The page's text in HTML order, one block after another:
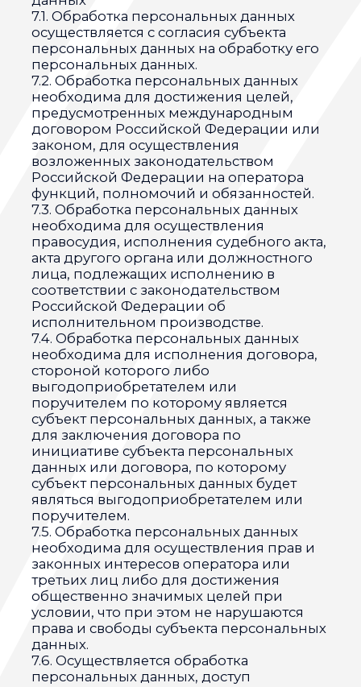
достижение целей обработки
персональных данных, истечение срока
действия согласия субъекта
персональных данных, отзыв согласия
субъектом персональных данных или
требование о прекращении обработки
персональных данных, а также
выявление неправомерной обработки
персональных данных.
9. Перечень действий, производимых
Оператором с полученными
персональными данными
9.1. Оператор осуществляет сбор, запись,
систематизацию, накопление, хранение,
уточнение (обновление, изменение),
извлечение, использование, передачу
(распространение, предоставление,
доступ), обезличивание, блокирование,
удаление и уничтожение персональных
данных.
9.2. Оператор осуществляет
автоматизированную обработку
персональных данных с получением и/
или передачей полученной
информации по информационно-
телекоммуникационным сетям или без
таковой.
10. Трансграничная передача
персональных данных
10.1. Оператор до начала осуществления
деятельности по трансграничной
передаче персональных данных обязан
уведомить уполномоченный орган по
защите прав субъектов персональных
данных о своем намерении
осуществлять трансграничную передачу
персональных данных (такое
уведомление направляется отдельно от
уведомления о намерении осуществлять
обработку персональных данных).
10.2. Оператор до подачи
вышеуказанного уведомления, обязан
получить от органов власти
иностранного государства, иностранных
физических лиц, иностранных
юридических лиц, которым планируется
трансграничная передача персональных
данных, соответствующие сведения.
11. Конфиденциальность персональных
Оператор и иные лица, получившие
доступ к персональным данным,
обязаны не раскрывать третьим лицам и
не распространять персональные
данные без согласия субъекта
персональных данных, если иное не
предусмотрено федеральным законом.
12. Заключительные положения
12.1. Пользователь может получить любые